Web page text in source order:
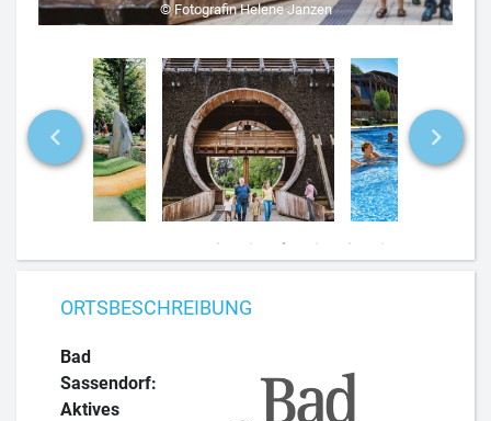
© Fotografin Helene Janzen
ORTSBESCHREIBUNG
Bad
Sassendorf:
Aktives